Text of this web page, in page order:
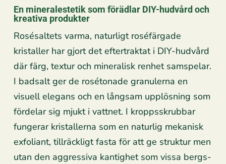
En mineralestetik som förädlar DIY-hudvård och
kreativa produkter
Rosésaltets varma, naturligt roséfärgade
kristaller har gjort det eftertraktat i DIY-hudvård
där färg, textur och mineralisk renhet samspelar.
I badsalt ger de rosétonade granulerna en
visuell elegans och en långsam upplösning som
fördelar sig mjukt i vattnet. I kroppsskrubbar
fungerar kristallerna som en naturlig mekanisk
exfoliant, tillräckligt fasta för att ge struktur men
utan den aggressiva kantighet som vissa bergs-